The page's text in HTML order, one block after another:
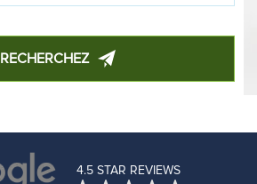
RECHERCHEZ
4.5 STAR REVIEWS